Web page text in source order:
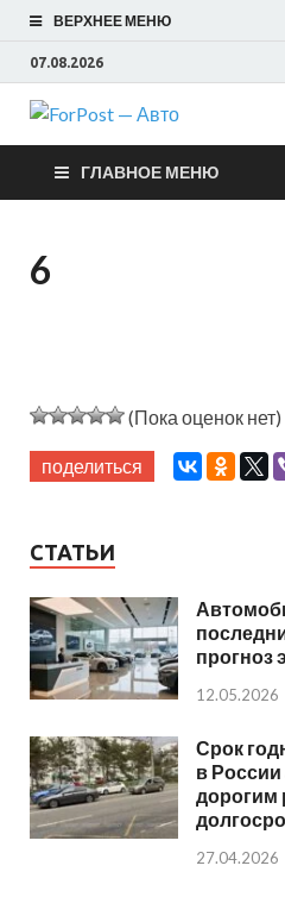
ВЕРХНЕЕ МЕНЮ
07.08.2026
ГЛАВНОЕ МЕНЮ
6
(Пока оценок нет)
поделиться
СТАТЬИ
прогноз
12.05.2026
Срок
в
дорогим
27.04.2026